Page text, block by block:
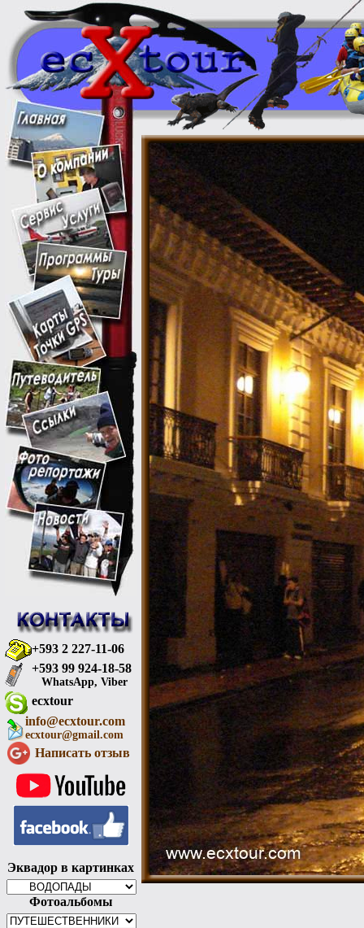
+593 2 227-11-06
+593 99 924-18-58
WhatsApp, Viber
ecxtour
info@ecxtour.com
ecxtour@gmail.com
Написать отзыв
Эквадор в картинках
Фотоальбомы